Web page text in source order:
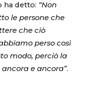
ha detto: “Non
le persone che
che ciò
perso così
modo, perciò la
e ancora”.